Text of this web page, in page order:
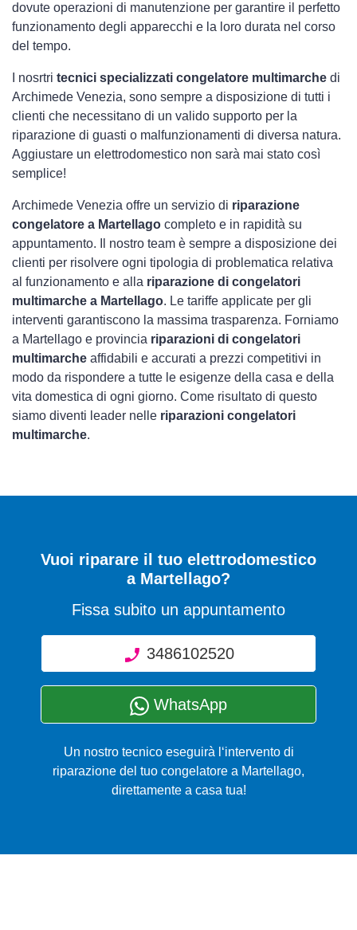
dovute operazioni di manutenzione per garantire il perfetto
funzionamento degli apparecchi e la loro durata nel corso
del tempo.
I nosrtri tecnici specializzati congelatore multimarche di
Archimede Venezia, sono sempre a disposizione di tutti i
clienti che necessitano di un valido supporto per la
riparazione di guasti o malfunzionamenti di diversa natura.
Aggiustare un elettrodomestico non sarà mai stato così
semplice!
Archimede Venezia offre un servizio di riparazione
congelatore a Martellago completo e in rapidità su
appuntamento. Il nostro team è sempre a disposizione dei
clienti per risolvere ogni tipologia di problematica relativa
al funzionamento e alla riparazione di congelatori
multimarche a Martellago. Le tariffe applicate per gli
interventi garantiscono la massima trasparenza. Forniamo
a Martellago e provincia riparazioni di congelatori
multimarche affidabili e accurati a prezzi competitivi in
modo da rispondere a tutte le esigenze della casa e della
vita domestica di ogni giorno. Come risultato di questo
siamo diventi leader nelle riparazioni congelatori
multimarche.
Vuoi riparare il tuo elettrodomestico
a Martellago?
Fissa subito un appuntamento
3486102520
WhatsApp
Un nostro tecnico eseguirà l‘intervento di
riparazione del tuo congelatore a Martellago,
direttamente a casa tua!